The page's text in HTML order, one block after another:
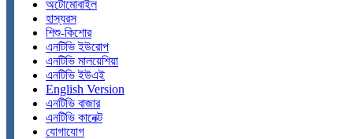
অটোমোবাইল
হাস্যরস
শিশু-কিশোর
এনটিভি ইউরোপ
এনটিভি মালয়েশিয়া
এনটিভি ইউএই
English Version
এনটিভি বাজার
এনটিভি কানেক্ট
যোগাযোগ